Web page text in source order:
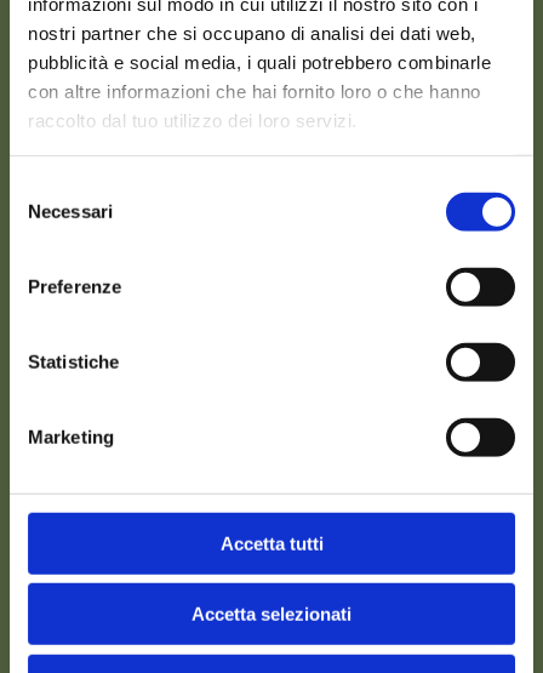
nostri partner che si occupano di analisi dei dati web,
pubblicità e social media, i quali potrebbero combinarle
con altre informazioni che hai fornito loro o che hanno
raccolto dal tuo utilizzo dei loro servizi.
delNecessari
Preferenze
Statistiche
Marketing
Accetta tutti
Accetta selezionati
Bouquet per matrimonio
Allestimenti floreali per eventi